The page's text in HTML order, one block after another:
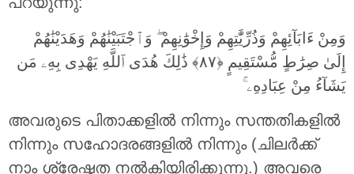
وَمِنْ ءَابَآئِهِمْ وَذُرِّيَّٰتِهِمْ وَإِخْوَٰنِهِمْ ۖ وَٱجْتَبَيْنَٰهُمْ وَهَدَيْنَٰهُمْ
إِلَىٰ صِرَٰطٍ مُّسْتَقِيمٍ ‎﴿٨٧﴾‏ ذَٰلِكَ هُدَى ٱللَّهِ يَهْدِى بِهِۦ مَن
يَشَآءُ مِنْ عِبَادِهِۦ ۚ
അവരുടെ പിതാക്കളില്‍ നിന്നും സന്തതികളില്‍
നിന്നും സഹോദരങ്ങളില്‍ നിന്നും (ചിലര്‍ക്ക്
നാം ശ്രേഷ്ഠത നല്‍കിയിരിക്കുന്നു.) അവരെ